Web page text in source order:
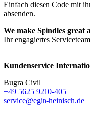
Einfach diesen Code mit
absenden.
We make Spindles great
Ihr engagiertes Serviceteam
Kundenservice
Bugra Civil
+49 5625 9210-405
service@egin-heinisch.de